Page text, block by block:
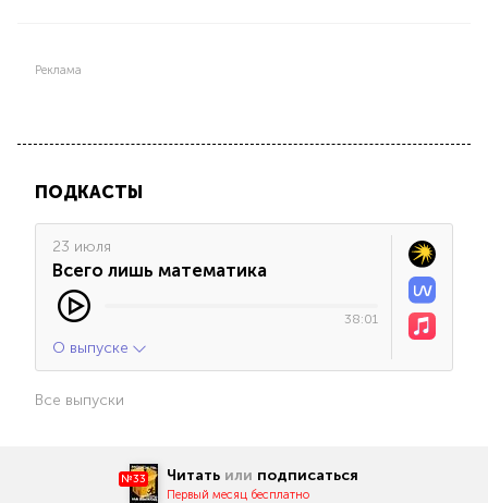
Реклама
ПОДКАСТЫ
23 июля
Всего лишь математика
38:01
О выпуске
Все выпуски
№33 Читать или подписаться
Первый месяц бесплатно